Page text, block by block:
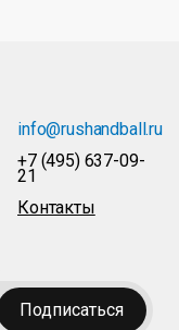
info@rushandball.ru
+7 (495) 637-09-
21
Контакты
Подписаться